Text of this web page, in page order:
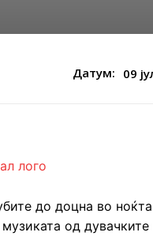
Датум: 09
до доцна во
музиката од